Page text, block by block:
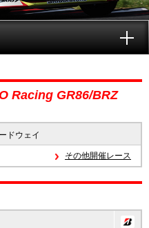
とは?
Racing GR86/BRZ
その他開催レース
ドウェイ